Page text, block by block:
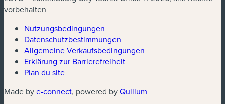
vorbehalten
Nutzungsbedingungen
Datenschutzbestimmungen
Allgemeine Verkaufsbedingungen
Erklärung zur Barrierefreiheit
Plan du site
Made bye-connect(neues Fenster)
, powered byQuilium